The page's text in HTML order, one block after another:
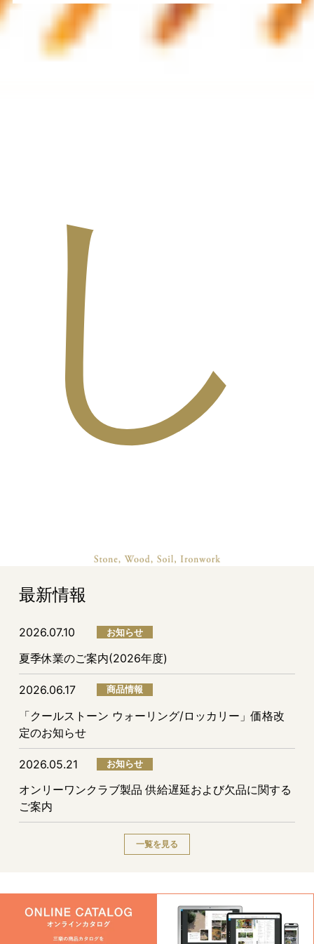
し
最新情報
2026.07.10 お知らせ
夏季休業のご案内(2026年度)
2026.06.17 商品情報
「クールストーン ウォーリング/ロッカリー」価格改
定のお知らせ
2026.05.21 お知らせ
オンリーワンクラブ製品 供給遅延および欠品に関する
ご案内
一覧を見る